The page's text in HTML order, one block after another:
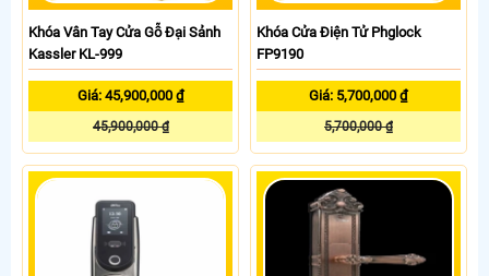
Khóa Vân Tay Cửa Gỗ Đại Sảnh
Kassler KL-999
Giá: 45,900,000 ₫
45,900,000 ₫
Khóa Cửa Điện Tử Phglock
FP9190
Giá: 5,700,000 ₫
5,700,000 ₫